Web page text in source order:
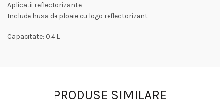
Aplicatii reflectorizante
Include husa de ploaie cu logo reflectorizant
Capacitate: 0.4 L
PRODUSE SIMILARE